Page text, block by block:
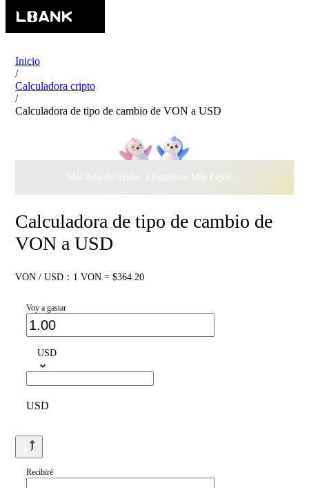
Inicio
/
Calculadora cripto
/
Calculadora de tipo de cambio de VON a USD
Más Allá del Hielo, Lleguemos Más Lejos Juntos ·
Calculadora de tipo de cambio de
VON a USD
VON / USD：1 VON = $364.20
Voy a gastar
USD
USD
Recibiré